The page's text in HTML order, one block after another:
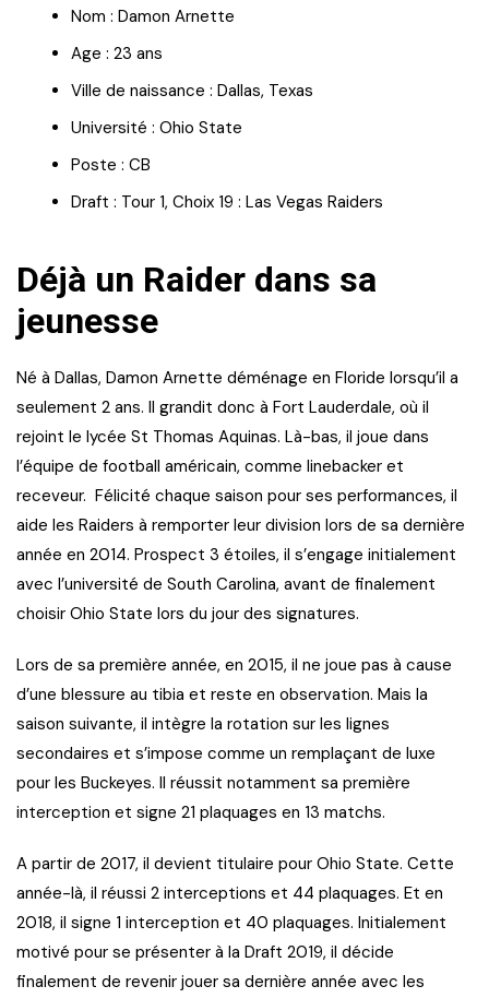
Nom : Damon Arnette
Age : 23 ans
Ville de naissance : Dallas, Texas
Université : Ohio State
Poste : CB
Draft : Tour 1, Choix 19 : Las Vegas Raiders
Déjà un Raider dans sa
jeunesse
Né à Dallas, Damon Arnette déménage en Floride lorsqu’il a
seulement 2 ans. Il grandit donc à Fort Lauderdale, où il
rejoint le lycée St Thomas Aquinas. Là-bas, il joue dans
l’équipe de football américain, comme linebacker et
receveur. Félicité chaque saison pour ses performances, il
aide les Raiders à remporter leur division lors de sa dernière
année en 2014. Prospect 3 étoiles, il s’engage initialement
avec l’université de South Carolina, avant de finalement
choisir Ohio State lors du jour des signatures.
Lors de sa première année, en 2015, il ne joue pas à cause
d’une blessure au tibia et reste en observation. Mais la
saison suivante, il intègre la rotation sur les lignes
secondaires et s’impose comme un remplaçant de luxe
pour les Buckeyes. Il réussit notamment sa première
interception et signe 21 plaquages en 13 matchs.
A partir de 2017, il devient titulaire pour Ohio State. Cette
année-là, il réussi 2 interceptions et 44 plaquages. Et en
2018, il signe 1 interception et 40 plaquages. Initialement
motivé pour se présenter à la Draft 2019, il décide
finalement de revenir jouer sa dernière année avec les